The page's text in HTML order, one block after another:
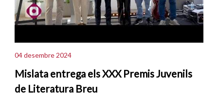
04 desembre 2024
Mislata entrega els XXX Premis Juvenils
de Literatura Breu